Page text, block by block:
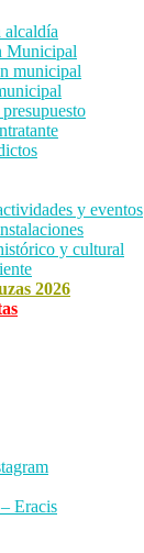
alcaldía
Municipal
municipal
y eventos
y cultural
2026
Eracis